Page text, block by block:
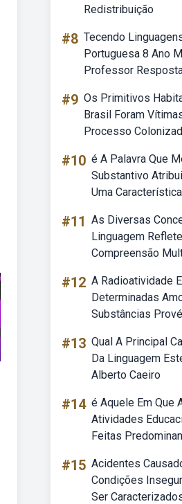
Redistribuição
#8 Tecendo
Portuguesa 8 Ano
Professor
#9 Os Primitivos
Brasil Foram
Processo
#10 é A Palavra Que
Substantivo
Uma Característica
#11 As Diversas
Linguagem
Compreensão
#12 A Radioatividade
Determinadas
Substâncias
#13 Qual A Principal
Da Linguagem
Alberto Caeiro
#14 é Aquele Em Que
Atividades
Feitas
#15 Acidentes
Condições
Ser